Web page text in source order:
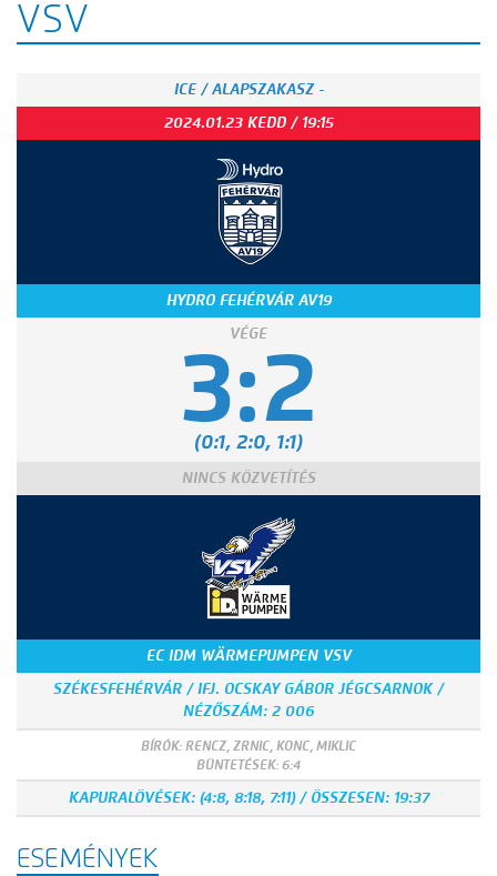
VSV
ICE / ALAPSZAKASZ -
2024.01.23 KEDD / 19:15
HYDRO FEHÉRVÁR AV19
VÉGE
3:2
(0:1, 2:0, 1:1)
NINCS KÖZVETÍTÉS
EC IDM WÄRMEPUMPEN VSV
SZÉKESFEHÉRVÁR / IFJ. OCSKAY GÁBOR JÉGCSARNOK /
NÉZŐSZÁM: 2 006
BÍRÓK: RENCZ, ZRNIC, KONC, MIKLIC
BÜNTETÉSEK: 6:4
KAPURALÖVÉSEK: (4:8, 8:18, 7:11) / ÖSSZESEN: 19:37
ESEMÉNYEK